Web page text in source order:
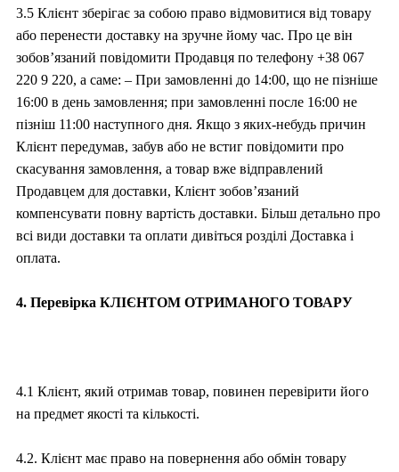
3.5 Клієнт зберігає за собою право відмовитися від товару
або перенести доставку на зручне йому час. Про це він
зобов’язаний повідомити Продавця по телефону +38 067
220 9 220, а саме: – При замовленні до 14:00, що не пізніше
16:00 в день замовлення; при замовленні после 16:00 не
пізніш 11:00 наступного дня. Якщо з яких-небудь причин
Клієнт передумав, забув або не встиг повідомити про
скасування замовлення, а товар вже відправлений
Продавцем для доставки, Клієнт зобов’язаний
компенсувати повну вартість доставки. Більш детально про
всі види доставки та оплати дивіться розділі Доставка і
оплата.
4. Перевірка КЛІЄНТОМ ОТРИМАНОГО ТОВАРУ
4.1 Клієнт, який отримав товар, повинен перевірити його
на предмет якості та кількості.
4.2. Клієнт має право на повернення або обмін товару